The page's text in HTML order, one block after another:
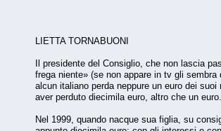
LIETTA TORNABUONI
Il presidente del Consiglio, che non lascia
frega niente» (se non appare in tv gli
alcun italiano perda neppure un euro dei
aver perduto diecimila euro, altro che un euro.
Nel 1999, quando nacque sua figlia, su